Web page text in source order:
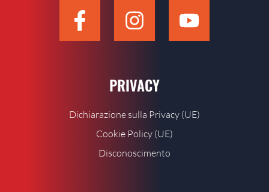
PRIVACY
Dichiarazione sulla Privacy (UE)
Cookie Policy (UE)
Disconoscimento